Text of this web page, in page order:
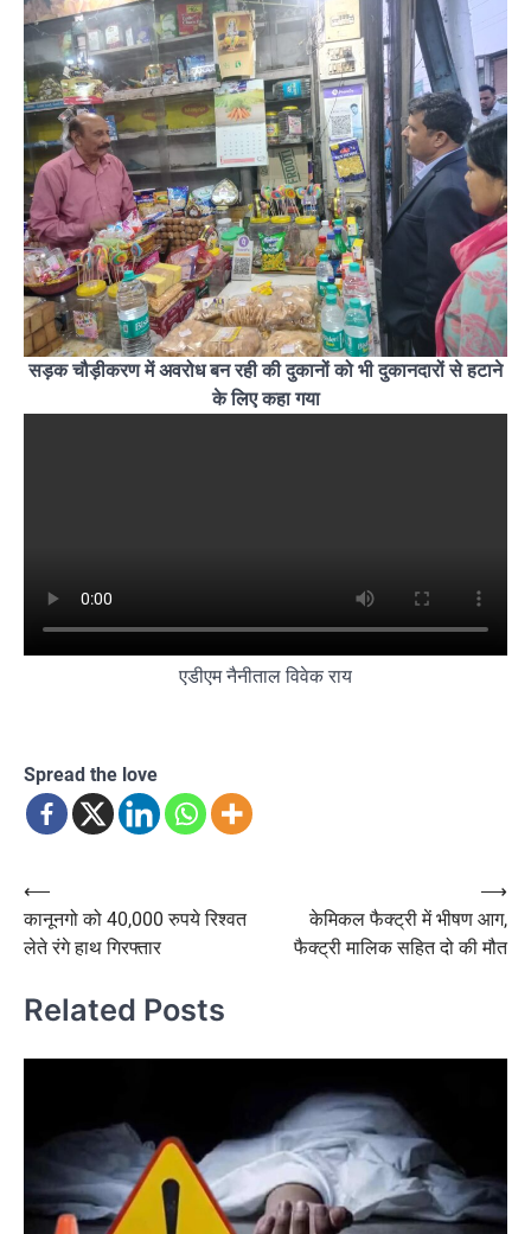
सड़क चौड़ीकरण में अवरोध बन रही की दुकानों को भी दुकानदारों से हटाने
के लिए कहा गया
एडीएम नैनीताल विवेक राय
Spread the love
Post
navigation
⟵
कानूनगो को 40,000 रुपये रिश्वत
लेते रंगे हाथ गिरफ्तार
केमिकल फैक्ट्री में भीषण आग,
फैक्ट्री मालिक सहित दो की मौत
⟶
Related Posts